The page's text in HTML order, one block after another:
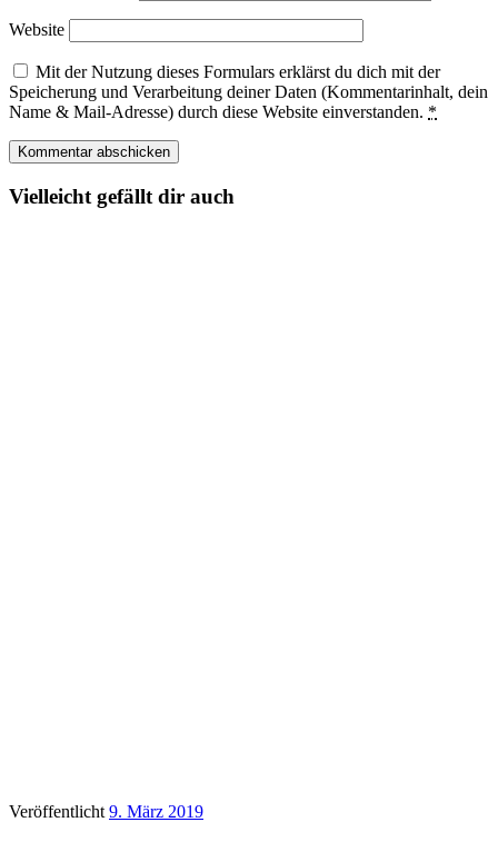
Website
Mit der Nutzung dieses Formulars erklärst du dich mit der
Speicherung und Verarbeitung deiner Daten (Kommentarinhalt, dein
Name & Mail-Adresse) durch diese Website einverstanden. *
Vielleicht gefällt dir auch
Veröffentlicht 9. März 2019